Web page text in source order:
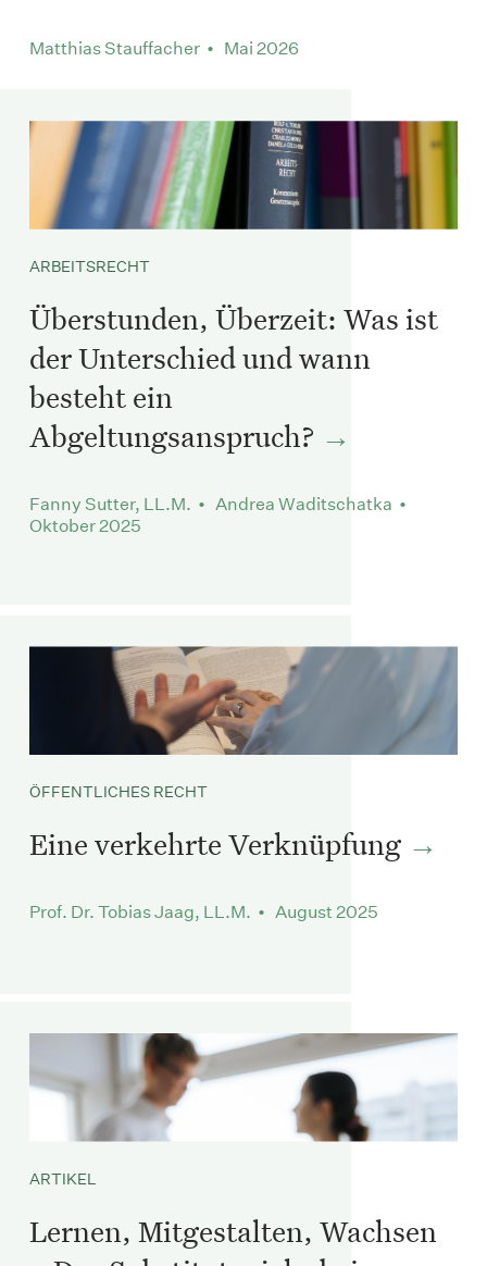
Matthias Stauffacher • Mai 2026
ARBEITSRECHT
Überstunden, Überzeit: Was ist
der Unterschied und wann
besteht ein
Abgeltungsanspruch?
Fanny Sutter, LL.M. • Andrea Waditschatka •
Oktober 2025
ÖFFENTLICHES RECHT
Eine verkehrte Verknüpfung
Prof. Dr. Tobias Jaag, LL.M. • August 2025
ARTIKEL
Lernen, Mitgestalten, Wachsen